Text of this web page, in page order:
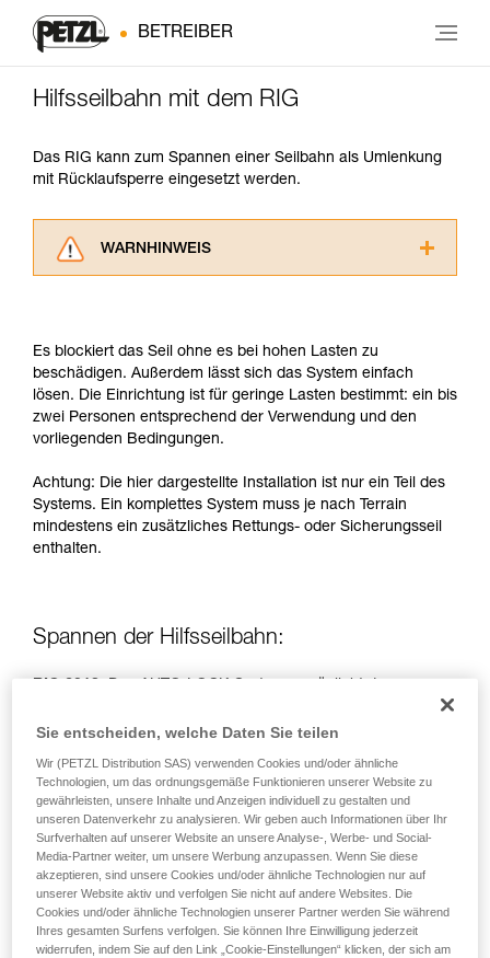
BETREIBER
Hilfsseilbahn mit dem RIG
Das RIG kann zum Spannen einer Seilbahn als Umlenkung
mit Rücklaufsperre eingesetzt werden.
WARNHINWEIS
ziehen. Um diese Zusatzinformationen
verstehen zu können, müssen Sie zuerst die in
der Gebrauchsanweisung enthaltenen
Informationen richtig verstanden haben.
Die Beherrschung dieser Techniken setzt eine
Training voraus. Prüfen Sie zusammen mit
einem Profi, ob Sie in der Lage sind, den
Vorgang alleine sicher zu wiederholen, bevor
Sie ihn eigenständig durchführen.
beschrieben werden.
Es blockiert das Seil ohne es bei hohen Lasten zu
beschädigen. Außerdem lässt sich das System einfach
lösen. Die Einrichtung ist für geringe Lasten bestimmt: ein bis
zwei Personen entsprechend der Verwendung und den
vorliegenden Bedingungen.
Achtung: Die hier dargestellte Installation ist nur ein Teil des
Systems. Ein komplettes System muss je nach Terrain
mindestens ein zusätzliches Rettungs- oder Sicherungsseil
enthalten.
Spannen der Hilfsseilbahn:
RIG < 2018:Griff in Position b (Sichern).
Einfacher Flaschenzug, Spannen durch zwei Personen.
Sie entscheiden, welche Daten Sie teilen
Wir (PETZL Distribution SAS) verwenden Cookies und/oder ähnliche
Technologien, um das ordnungsgemäße Funktionieren unserer Website zu
gewährleisten, unsere Inhalte und Anzeigen individuell zu gestalten und
unseren Datenverkehr zu analysieren. Wir geben auch Informationen über Ihr
Surfverhalten auf unserer Website an unsere Analyse-, Werbe- und Social-
Media-Partner weiter, um unsere Werbung anzupassen. Wenn Sie diese
akzeptieren, sind unsere Cookies und/oder ähnliche Technologien nur auf
unserer Website aktiv und verfolgen Sie nicht auf andere Websites. Die
Cookies und/oder ähnliche Technologien unserer Partner werden Sie während
Ihres gesamten Surfens verfolgen. Sie können Ihre Einwilligung jederzeit
widerrufen, indem Sie auf den Link „Cookie-Einstellungen“ klicken, der sich am